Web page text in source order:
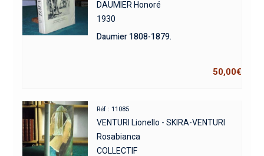
DAUMIER Honoré
1930
Daumier 1808-1879.
50,00€
Réf : 11085
VENTURI Lionello - SKIRA-VENTURI
Rosabianca
COLLECTIF